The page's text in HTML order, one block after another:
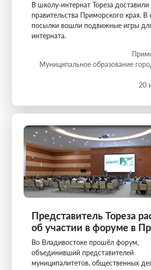
В школу-интернат Тореза
правительства Приморского края. В
посылки вошли подвижные игры
интерната.
Муниципальное образование
20
Представитель Тореза
об участии в форуме в
Во Владивостоке прошёл форум,
объединивший представителей
муниципалитетов, общественных